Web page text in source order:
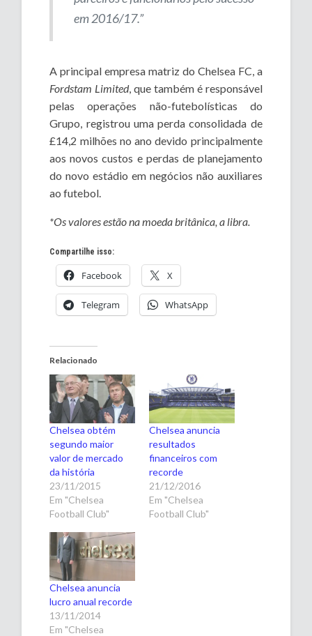
em 2016/17.”
A principal empresa matriz do Chelsea FC, a
Fordstam Limited, que também é responsável
pelas operações não-futebolísticas do
Grupo, registrou uma perda consolidada de
£14,2 milhões no ano devido principalmente
aos novos custos e perdas de planejamento
do novo estádio em negócios não auxiliares
ao futebol.
*Os valores estão na moeda britânica, a libra.
Compartilhe isso:
Facebook X
Telegram WhatsApp
Relacionado
Chelsea obtém
segundo maior
valor de mercado
da história
23/11/2015
Em "Chelsea
Football Club"
Chelsea anuncia
resultados
financeiros com
recorde
21/12/2016
Em "Chelsea
Football Club"
Chelsea anuncia
lucro anual recorde
13/11/2014
Em "Chelsea